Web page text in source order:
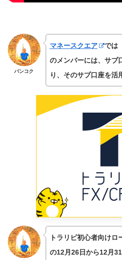
バンコク
マネースクエア
では
のメンバーには、サブ
り、そのサブ口座を活
トラリピ初心者向け
の12月26日から12月